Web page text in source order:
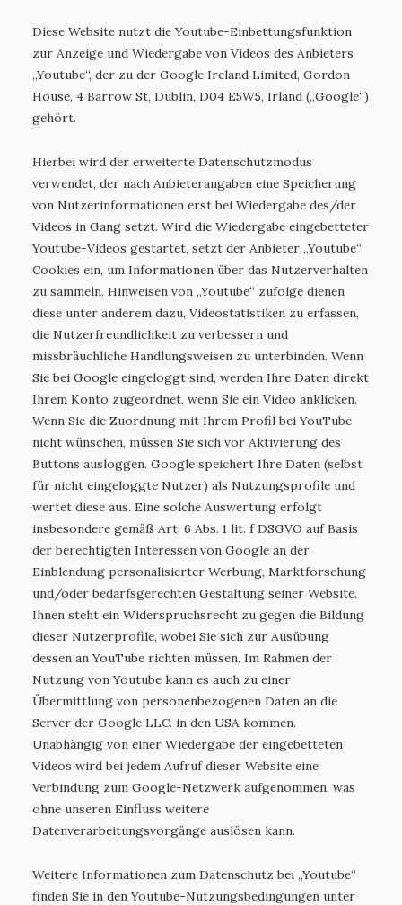
Diese Website nutzt die Youtube-Einbettungsfunktion
zur Anzeige und Wiedergabe von Videos des Anbieters
„Youtube“, der zu der Google Ireland Limited, Gordon
House, 4 Barrow St, Dublin, D04 E5W5, Irland („Google“)
gehört.
Hierbei wird der erweiterte Datenschutzmodus
verwendet, der nach Anbieterangaben eine Speicherung
von Nutzerinformationen erst bei Wiedergabe des/der
Videos in Gang setzt. Wird die Wiedergabe eingebetteter
Youtube-Videos gestartet, setzt der Anbieter „Youtube“
Cookies ein, um Informationen über das Nutzerverhalten
zu sammeln. Hinweisen von „Youtube“ zufolge dienen
diese unter anderem dazu, Videostatistiken zu erfassen,
die Nutzerfreundlichkeit zu verbessern und
missbräuchliche Handlungsweisen zu unterbinden. Wenn
Sie bei Google eingeloggt sind, werden Ihre Daten direkt
Ihrem Konto zugeordnet, wenn Sie ein Video anklicken.
Wenn Sie die Zuordnung mit Ihrem Profil bei YouTube
nicht wünschen, müssen Sie sich vor Aktivierung des
Buttons ausloggen. Google speichert Ihre Daten (selbst
für nicht eingeloggte Nutzer) als Nutzungsprofile und
wertet diese aus. Eine solche Auswertung erfolgt
insbesondere gemäß Art. 6 Abs. 1 lit. f DSGVO auf Basis
der berechtigten Interessen von Google an der
Einblendung personalisierter Werbung, Marktforschung
und/oder bedarfsgerechten Gestaltung seiner Website.
Ihnen steht ein Widerspruchsrecht zu gegen die Bildung
dieser Nutzerprofile, wobei Sie sich zur Ausübung
dessen an YouTube richten müssen. Im Rahmen der
Nutzung von Youtube kann es auch zu einer
Übermittlung von personenbezogenen Daten an die
Server der Google LLC. in den USA kommen.
Unabhängig von einer Wiedergabe der eingebetteten
Videos wird bei jedem Aufruf dieser Website eine
Verbindung zum Google-Netzwerk aufgenommen, was
ohne unseren Einfluss weitere
Datenverarbeitungsvorgänge auslösen kann.
Weitere Informationen zum Datenschutz bei „Youtube“
finden Sie in den Youtube-Nutzungsbedingungen unter